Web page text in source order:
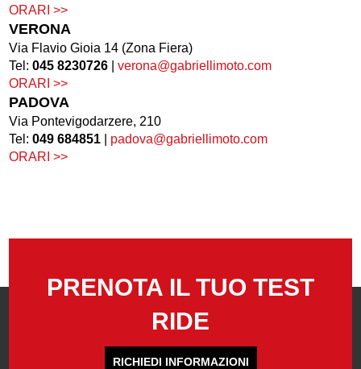
ORARI >>
VERONA
Via Flavio Gioia 14 (Zona Fiera)
Tel:045 8230726 |verona@gabriellimoto.com
ORARI >>
PADOVA
Via Pontevigodarzere, 210
Tel:049 684851
padova@gabriellimoto.com
ORARI >>
PRENOTA IL TUO TEST
RIDE
RICHIEDI INFORMAZIONI